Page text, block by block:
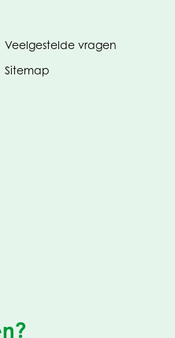
tabblad)
Veelgestelde vragen
Sitemap